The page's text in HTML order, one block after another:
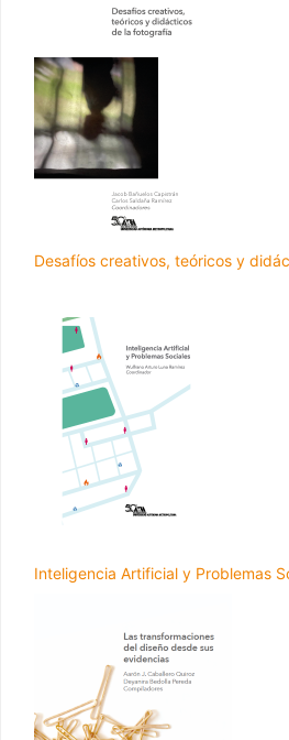
Desafíos creativos, teóricos y
Inteligencia Artificial y Problemas